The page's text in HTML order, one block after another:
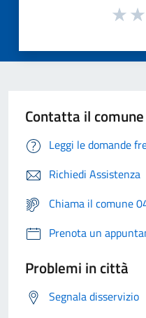
Contatta il comune
Leggi le domande
Richiedi Assistenza
Chiama il comune
Prenota un
Problemi in città
Segnala disservizio